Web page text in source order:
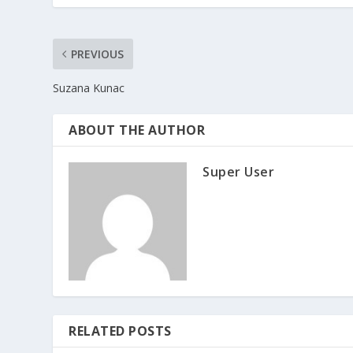
PREVIOUS
Suzana Kunac
ABOUT THE AUTHOR
Super User
RELATED POSTS